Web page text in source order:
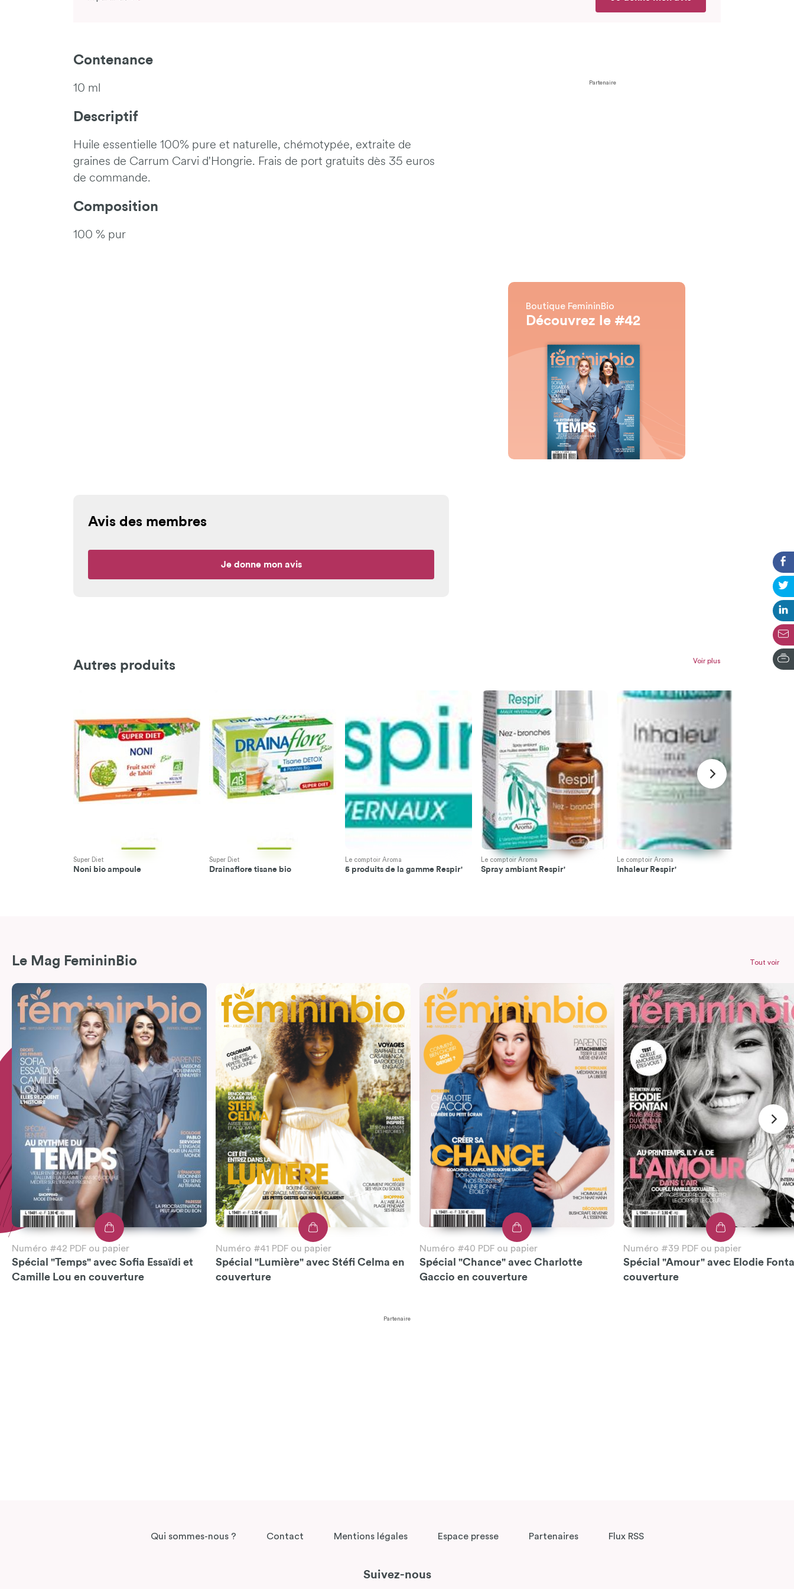
Partenaire
Boutique FemininBio
Découvrez le #42
Contenance
10 ml
Descriptif
Huile essentielle 100% pure et naturelle, chémotypée, extraite de
graines de Carrum Carvi d'Hongrie. Frais de port gratuits dès 35 euros
de commande.
Composition
100 % pur
Avis des membres
Je donne mon avis
Autres produits Voir plus
Super Diet
Noni bio ampoule
Super Diet
Drainaflore tisane bio
Le comptoir Aroma
5 produits de la gamme Respir'
Le comptoir Aroma
Spray ambiant Respir'
Le comptoir Aroma
Inhaleur Respir'
Le Mag FemininBio
Numéro #42 PDF ou papier
Spécial "Temps" avec Sofia Essaïdi et
Camille Lou en couverture
Numéro #41 PDF ou papier
Spécial "Lumière" avec Stéfi Celma en
couverture
Numéro #40 PDF ou papier
Spécial "Chance" avec Charlotte
Gaccio en couverture
Numéro #39 PDF ou papier
Spécial "Amour" avec Elodie
couverture
Tout voir
Partenaire
Qui sommes-nous ? Contact Mentions légales Espace presse Partenaires Flux RSS
Suivez-nous